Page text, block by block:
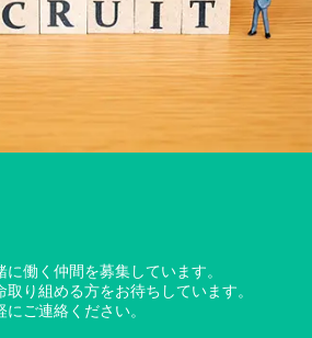
働く仲間を募集しています。
り組める方をお待ちしています。
ご連絡ください。